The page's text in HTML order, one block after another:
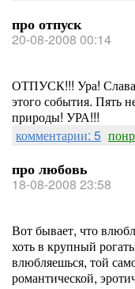
про отпуск
20-08-2008 00:14
ОТПУСК!!! Ура! Слава
этого события. Пять
природы! УРА!!!
комментарии: 5
про любовь
18-08-2008 23:58
Вот бывает, что
хоть в крупный
влюбляешься, той
романтической,